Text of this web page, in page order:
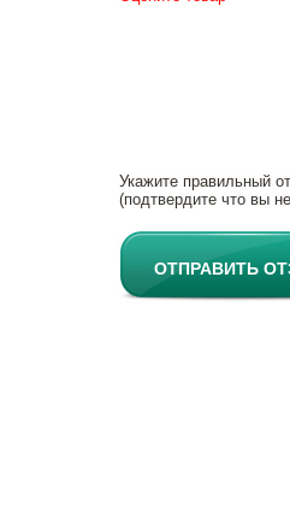
Укажите правильный
(подтвердите что вы
ОТПРАВИТЬ